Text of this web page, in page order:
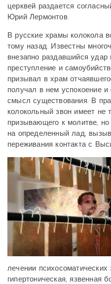
церквей раздается
Юрий Лермонтов.
В русские храмы колокола
тому назад. Известны
внезапно раздавшийся
преступление и
призывал в храм
получал в нем успокоение
смысл существования. В
колокольный звон имеет не
призывающего к молитве,
на определенный лад,
переживания контакта с
лечении психосоматических
гипертоническая, язвенная